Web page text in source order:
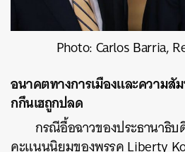
Photo: Carlos Barria,
อนาคตทางการเมืองและความ
กกึนเฮถูกปลด
กรณีอื้อฉาวของประธานาธิบ
คะแนนนิยมของพรรค Liberty